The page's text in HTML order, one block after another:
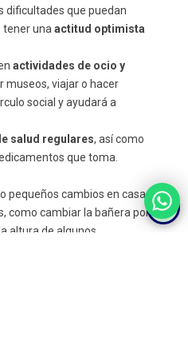
dificultades que puedan
tener unaactitud optimista
actividades de ocio y
museos, viajar o hacer
social y ayudará a
salud regulares, así como
que toma.
pequeños cambios en casa
como cambiar la bañera por un
altura de algunos